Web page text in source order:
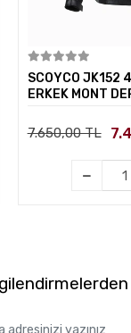
SCOYCO JK152
ERKEK MONT
7.650,00 TL